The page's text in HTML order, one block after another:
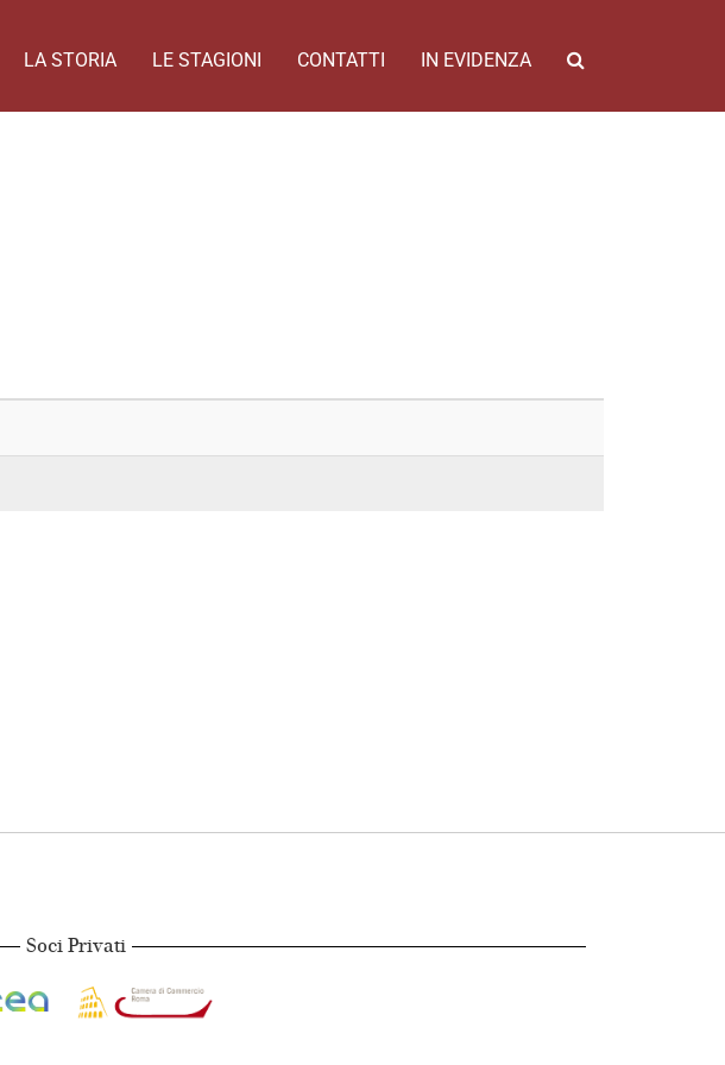
LA STORIA LE STAGIONI CONTATTI IN EVIDENZA
Soci Privati